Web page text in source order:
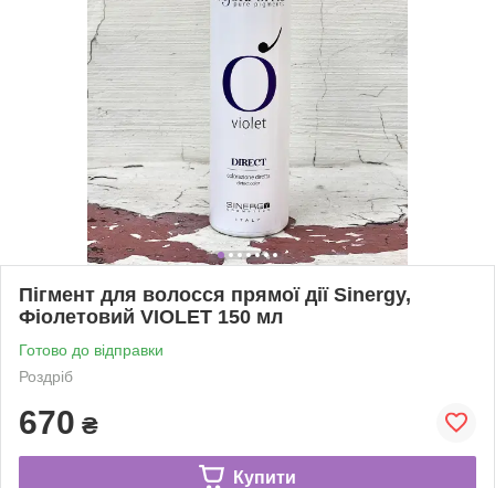
Пігмент для волосся прямої дії Sinergy,
Фіолетовий VIOLET 150 мл
Готово до відправки
Роздріб
670 ₴
Купити